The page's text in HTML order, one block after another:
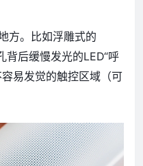
方。比如浮雕式的
背后缓慢发光的LED“呼
易发觉的触控区域（可